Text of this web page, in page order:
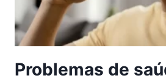
Problemas de